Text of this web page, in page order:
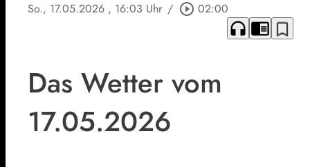
So., 17.05.2026 , 16:03 Uhr / play_circle_outline 02:00
headphones chrome_reader_mode bookmark_border
Das Wetter vom
17.05.2026